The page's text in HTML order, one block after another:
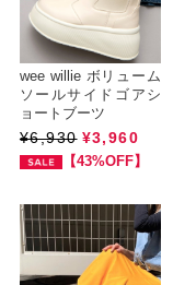
wee willie ボリューム
ソールサイドゴアシ
ョートブーツ
¥6,930 ¥3,960
【43%OFF】